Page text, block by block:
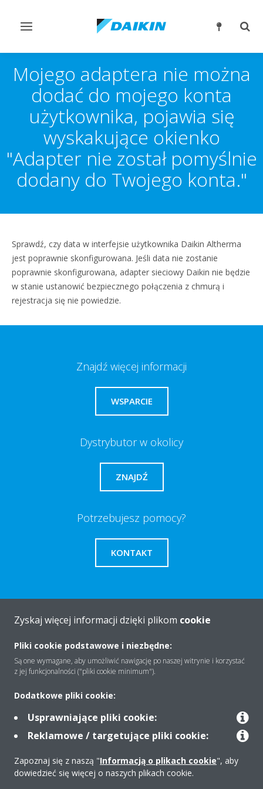
Przełącz
Mojego adaptera nie można
dodać do mojego konta
użytkownika, pojawia się
wyskakujące okienko
"Adapter nie został pomyślnie
dodany do Twojego konta."
Sprawdź, czy data w interfejsie użytkownika Daikin Altherma
jest poprawnie skonfigurowana. Jeśli data nie zostanie
poprawnie skonfigurowana, adapter sieciowy Daikin nie będzie
w stanie ustanowić bezpiecznego połączenia z chmurą i
rejestracja się nie powiedzie.
Znajdź więcej informacji
WSPARCIE
Dystrybutor w okolicy
ZNAJDŹ
Potrzebujesz pomocy?
KONTAKT
O firmie
Rozwiązania
Kontakt
Produkty
Zyskaj więcej informacji dzięki plikom cookie
Pliki cookie podstawowe i niezbędne:
Są one wymagane, aby umożliwić nawigację po naszej witrynie i korzystać
z jej funkcjonalności ("pliki cookie minimum").
Dodatkowe pliki cookie:
Usprawniające pliki cookie:
Reklamowe / targetujące pliki cookie:
Zapoznaj się z naszą "Informacją o plikach cookie", aby
dowiedzieć się więcej o naszych plikach cookie.